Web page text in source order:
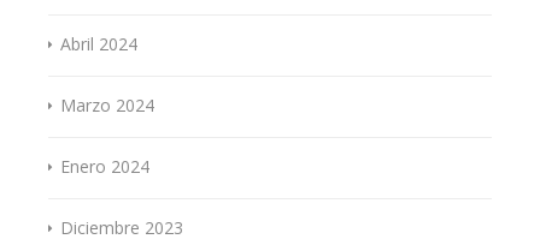
Abril 2024
Marzo 2024
Enero 2024
Diciembre 2023